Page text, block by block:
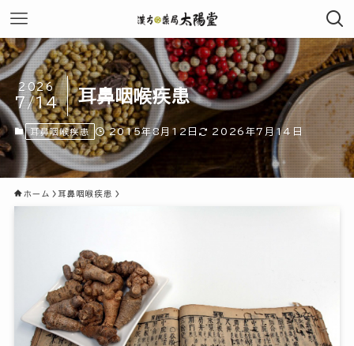
耳鼻咽喉疾患
2026
7/14
耳鼻咽喉疾患 2015年8月12日 2026年7月14日
ホーム 耳鼻咽喉疾患